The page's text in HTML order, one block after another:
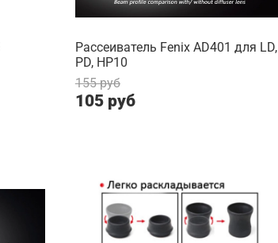
Рассеиватель Fenix AD401 для LD,
PD, HP10
155 руб
105 руб